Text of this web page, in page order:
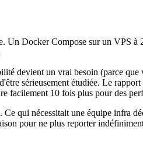
Un Docker Compose sur un VPS
devient un vrai besoin (parce
sérieusement étudiée. Le
facilement 10 fois plus pour des
qui nécessitait une équipe infra
pour ne plus reporter